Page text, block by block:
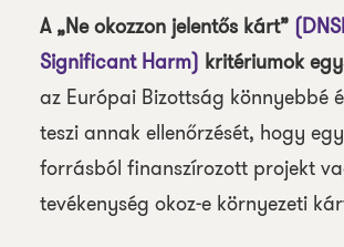
A „Ne okozzon jelentős kárt”
Significant Harm) kritériumok
az Európai Bizottság könnyebbé
teszi annak ellenőrzését, hogy
forrásból finanszírozott projekt
tevékenység okoz-e környezeti